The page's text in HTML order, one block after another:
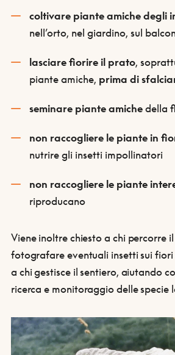
coltivare piante amiche degli
nell’orto, nel giardino, sul
lasciare fiorire il prato,
piante amiche, prima di
seminare piante amichedella
non raccogliere le piante in
nutrire gli insetti impollinatori
non raccogliere le piante
riproducano
Viene inoltre chiesto a chi percorre
fotografare eventuali insetti sui
a chi gestisce il sentiero, aiutando
ricerca e monitoraggio delle specie